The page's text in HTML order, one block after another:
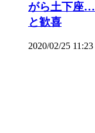
がら土下座…
と歓喜
2020/02/25 11:23